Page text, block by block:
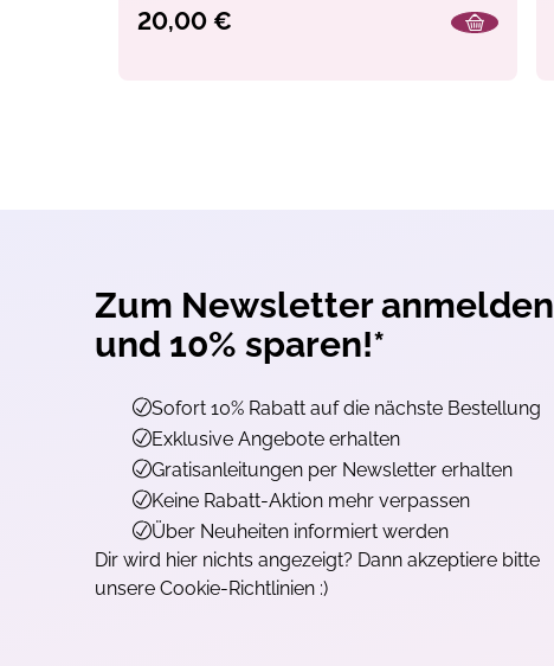
20,00 €
Zum Newsletter anmelden
und 10% sparen!*
Sofort 10% Rabatt auf die nächste Bestellung
Exklusive Angebote erhalten
Gratisanleitungen per Newsletter erhalten
Keine Rabatt-Aktion mehr verpassen
Über Neuheiten informiert werden
Dir wird hier nichts angezeigt? Dann akzeptiere bitte
unsere Cookie-Richtlinien :)